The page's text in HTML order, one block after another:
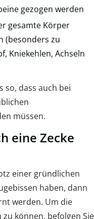
gezogen werden
gesamte Körper
(besonders zu
Kniekehlen, Achseln
so, dass auch bei
müssen.
eine Zecke
einer gründlichen
haben, dann
werden. Um die
können, befolgen Sie